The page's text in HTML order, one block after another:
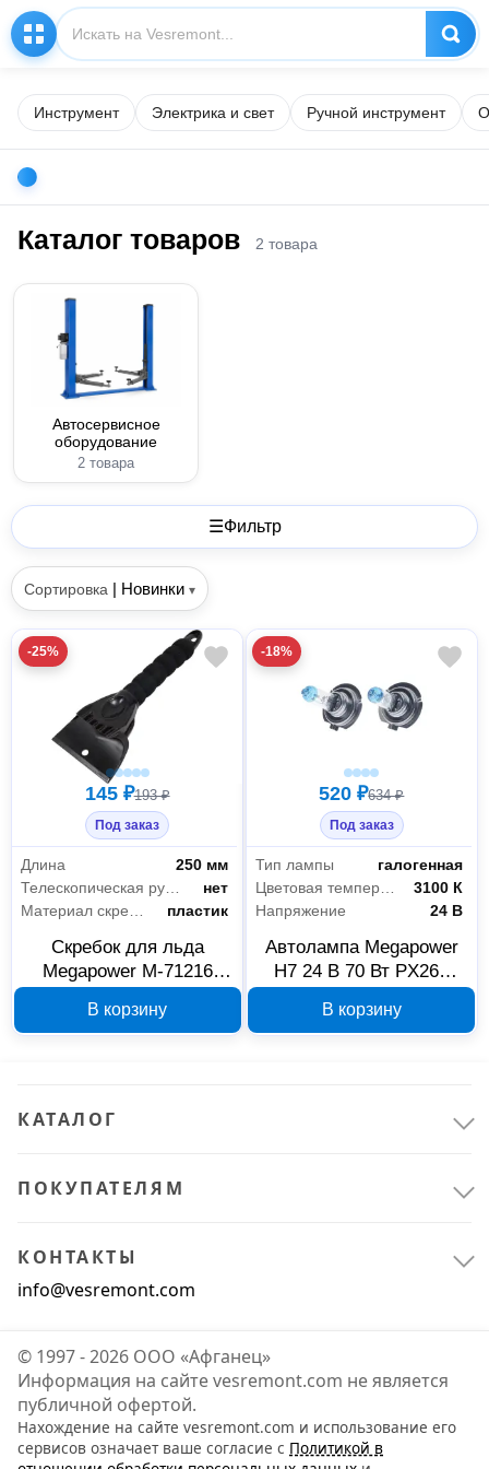
Инструмент Электрика и свет Ручной инструмент
Каталог товаров 2 товара
Автосервисное
оборудование
2 товара
☰Фильтр
Сортировка | Новинки ▾
-25%
145 ₽193 ₽
Под заказ
Длина
250 мм
нет
пластик
Скребок для льда
Megapower M-71216
164552
В корзину
-18%
520 ₽634 ₽
Под заказ
Тип лампы
галогенная
Цветовая температура
3100 К
Напряжение
24 В
Автолампа Megapower
H7 24 В 70 Вт PX26d
В корзину
КАТАЛОГ
ПОКУПАТЕЛЯМ
КОНТАКТЫ
info@vesremont.com
© 1997 - 2026 ООО «Афганец»
Информация на сайте vesremont.com не является
публичной офертой.
Нахождение на сайте vesremont.com и использование его
сервисов означает ваше согласие с Политикой в